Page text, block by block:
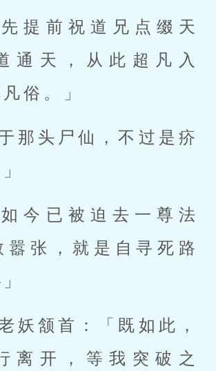
先提前祝道兄点缀天
通天，从此超凡入
俗。」
于那头尸仙，不过是疥
如今已被迫去一尊法
嚣张，就是自寻死路
妖颔首：「既如此，
离开，等我突破之